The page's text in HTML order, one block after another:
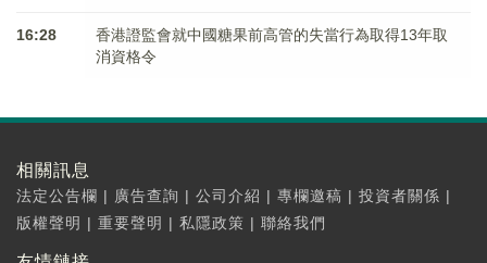
16:28
香港證監會就中國糖果前高管的失當行為取得13年取
消資格令
相關訊息
法定公告欄 | 廣告查詢 | 公司介紹 | 專欄邀稿 | 投資者關係 |
版權聲明 | 重要聲明 | 私隱政策 | 聯絡我們